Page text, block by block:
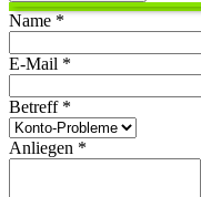
Name *
E-Mail *
Betreff *
Anliegen *